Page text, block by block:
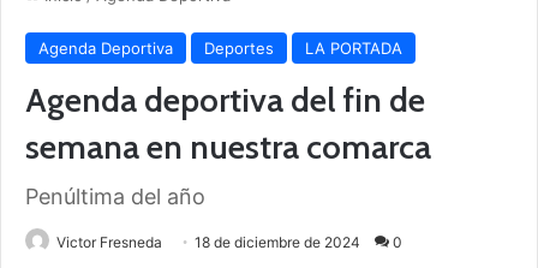
Agenda Deportiva Deportes LA PORTADA
Agenda deportiva del fin de
semana en nuestra comarca
Penúltima del año
Victor Fresneda 18 de diciembre de 2024 0